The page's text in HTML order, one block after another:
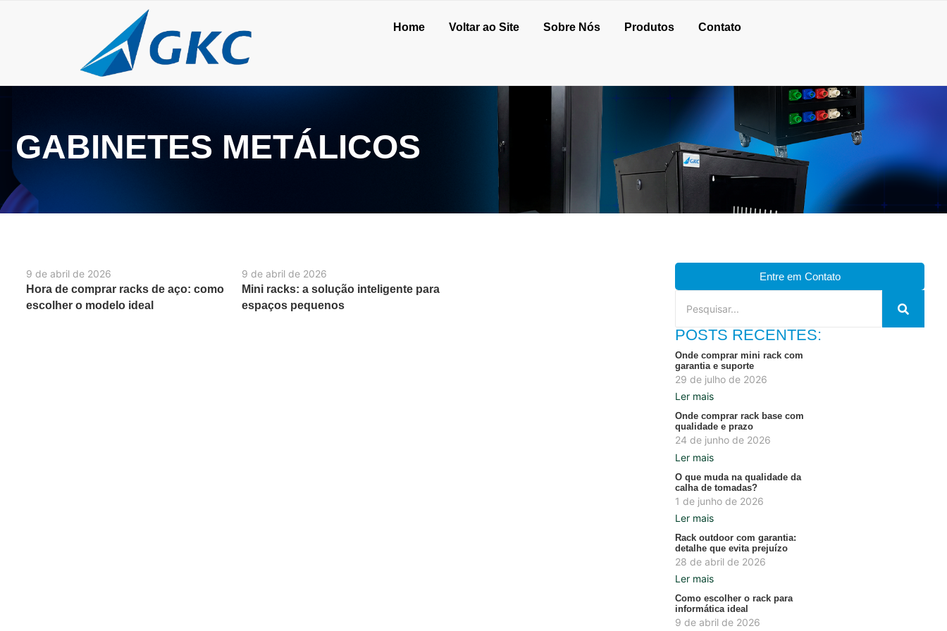
Home Voltar ao Site Sobre Nós Produtos Contato
GABINETES METÁLICOS
9 de abril de 2026
Hora de comprar racks de aço: como
escolher o modelo ideal
9 de abril de 2026
Mini racks: a solução inteligente para
espaços pequenos
Entre em Contato
POSTS RECENTES:
Onde comprar mini rack com
garantia e suporte
29 de julho de 2026
Ler mais
Onde comprar rack base com
qualidade e prazo
24 de junho de 2026
Ler mais
O que muda na qualidade da
calha de tomadas?
1 de junho de 2026
Ler mais
Rack outdoor com garantia:
detalhe que evita prejuízo
28 de abril de 2026
Ler mais
Como escolher o rack para
informática ideal
9 de abril de 2026